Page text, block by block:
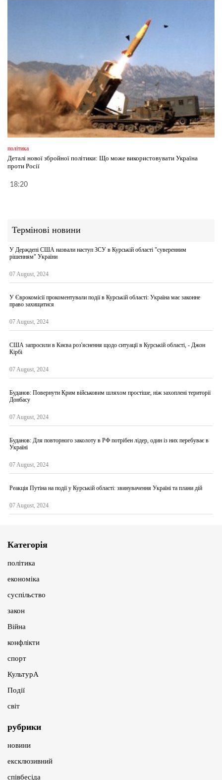
політика
Деталі нової збройної політики: Що може використовувати Україна
проти Росії
18:20
Термінові новини
У Держдепі США назвали наступ ЗСУ в Курській області "суверенним
рішенням" України
07 August, 2024
У Єврокомісії прокоментували події в Курській області: Україна має законне
право захищатися
07 August, 2024
США запросили в Києва роз'яснення щодо ситуації в Курській області, - Джон
Кірбі
07 August, 2024
Буданов: Повернути Крим військовим шляхом простіше, ніж захоплені території
Донбасу
07 August, 2024
Буданов: Для повторного заколоту в РФ потрібен лідер, один із них перебуває в
Україні
07 August, 2024
Реакція Путіна на події у Курській області: звинувачення Україні та плани дій
07 August, 2024
Категорія
політика
економіка
суспільство
закон
Війна
конфлікти
спорт
КультурА
Події
світ
рубрики
новини
ексклюзивний
співбесіда